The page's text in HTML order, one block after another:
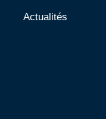
Actualités